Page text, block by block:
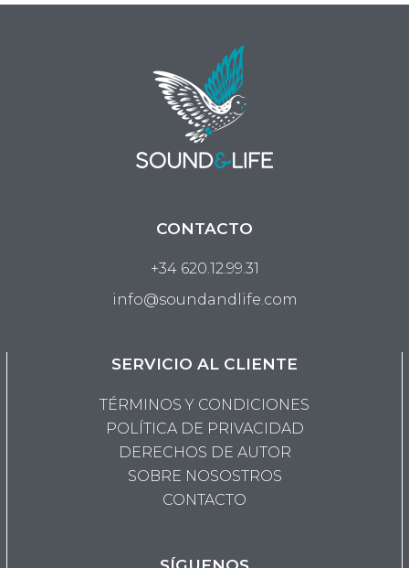
CONTACTO
+34 620.12.99.31
info@soundandlife.com
SERVICIO AL CLIENTE
TÉRMINOS Y CONDICIONES
POLÍTICA DE PRIVACIDAD
DERECHOS DE AUTOR
SOBRE NOSOSTROS
CONTACTO